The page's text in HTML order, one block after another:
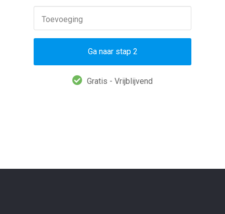
Toevoeging
Ga naar stap 2
Gratis - Vrijblijvend